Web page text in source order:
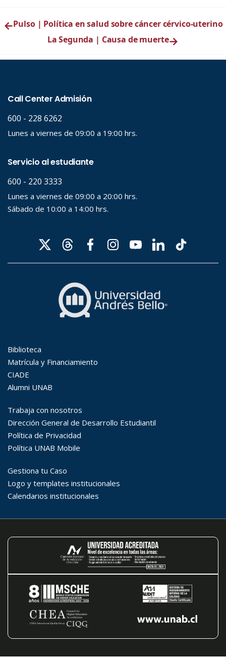
←Pulso | Política en salud sobre cáncer cérvico-uterino
La Segunda | Causa de muerte→